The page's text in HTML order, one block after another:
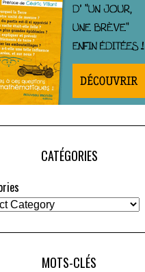
CATÉGORIES
MOTS-CLÉS